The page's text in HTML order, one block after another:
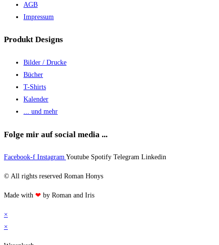
AGB
Impressum
Produkt Designs
Bilder / Drucke
Bücher
T-Shirts
Kalender
... und mehr
Folge mir auf social media ...
Facebook-f Instagram Youtube Spotify Telegram Linkedin
© All rights reserved Roman Honys
Made with ❤ by Roman and Iris
×
×